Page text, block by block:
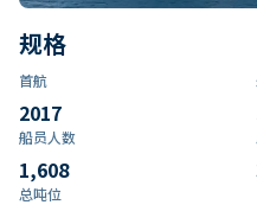
规格
首航
2017
船员人数
1,608
总吨位